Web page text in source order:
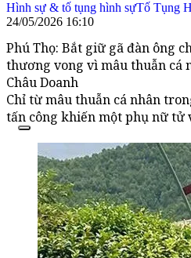
Hình sự & tố tụng hình sựTố Tụng
24/05/2026 16:10
Phú Thọ: Bắt giữ gã đàn ông
thương vong vì mâu thuẫn cá
Châu Doanh
Chỉ từ mâu thuẫn cá nhân
tấn công khiến một phụ nữ tử